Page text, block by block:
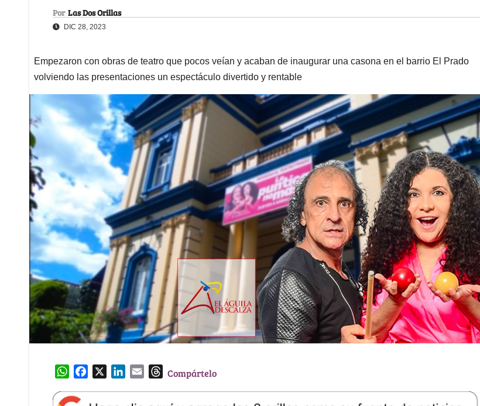
Por Las Dos Orillas
DIC 28, 2023
Empezaron con obras de teatro que pocos veían y acaban de inaugurar una casona en el barrio El Prado
volviendo las presentaciones un espectáculo divertido y rentable
W
a
TCompártelo